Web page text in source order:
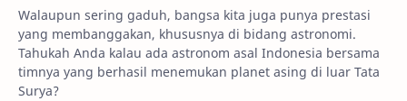
Walaupun sering gaduh, bangsa kita juga punya prestasi
yang membanggakan, khususnya di bidang astronomi.
Tahukah Anda kalau ada astronom asal Indonesia bersama
timnya yang berhasil menemukan planet asing di luar Tata
Surya?